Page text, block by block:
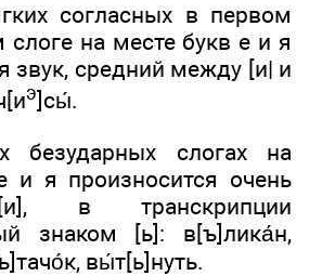
согласных в первом
слоге на месте букв е и я
звук, средний между [и| и
э]сы́.
безударных слогах на
и я произносится очень
в транскрипции
знаком [ь]: в[ъ]лика́н,
вы́т[ь]нуть.